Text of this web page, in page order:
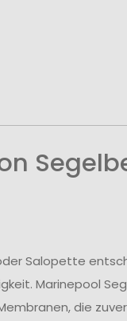
Salopette
Marinepool
die